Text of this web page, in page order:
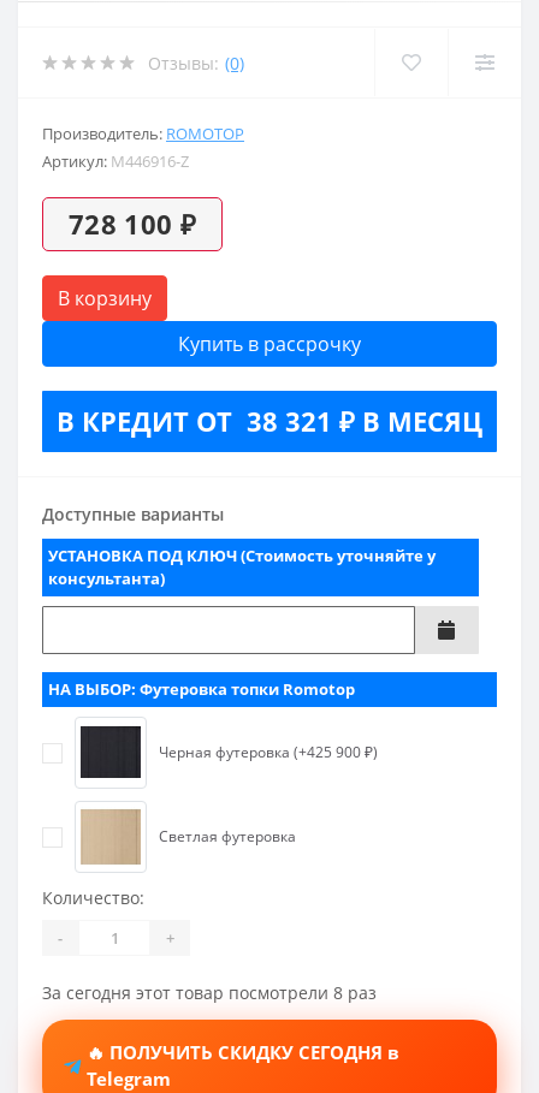
Отзывы: (0)
Производитель: ROMOTOP
Артикул: M446916-Z
728 100 ₽
В корзину
Купить в рассрочку
В КРЕДИТ ОТ 38 321 ₽ В МЕСЯЦ
Доступные варианты
УСТАНОВКА ПОД КЛЮЧ (Стоимость уточняйте у
консультанта)
НА ВЫБОР: Футеровка топки Romotop
Черная футеровка (+425 900 ₽)
Светлая футеровка
Количество:
- +
За сегодня этот товар посмотрели 8 раз
🔥 ПОЛУЧИТЬ СКИДКУ СЕГОДНЯ в
Telegram